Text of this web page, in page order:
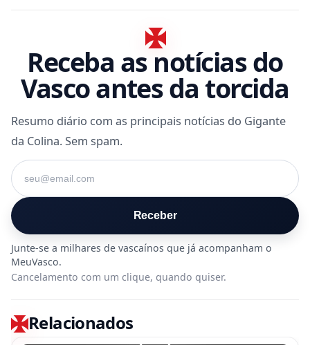
Receba as notícias do
Vasco antes da torcida
Resumo diário com as principais notícias do Gigante
da Colina. Sem spam.
Seu e-mail
Receber
Cancelamento com um clique, quando quiser.
Relacionados